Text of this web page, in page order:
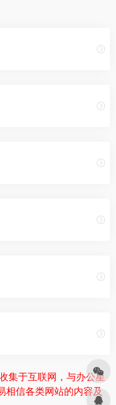
集于互联网，与办公星
相信各类网站的内容及